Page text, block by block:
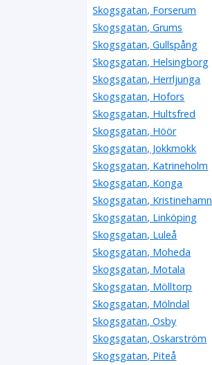
Skogsgatan, Forserum
Skogsgatan, Grums
Skogsgatan, Gullspång
Skogsgatan, Helsingborg
Skogsgatan, Herrljunga
Skogsgatan, Hofors
Skogsgatan, Hultsfred
Skogsgatan, Höör
Skogsgatan, Jokkmokk
Skogsgatan, Katrineholm
Skogsgatan, Konga
Skogsgatan, Kristinehamn
Skogsgatan, Linköping
Skogsgatan, Luleå
Skogsgatan, Moheda
Skogsgatan, Motala
Skogsgatan, Mölltorp
Skogsgatan, Mölndal
Skogsgatan, Osby
Skogsgatan, Oskarström
Skogsgatan, Piteå